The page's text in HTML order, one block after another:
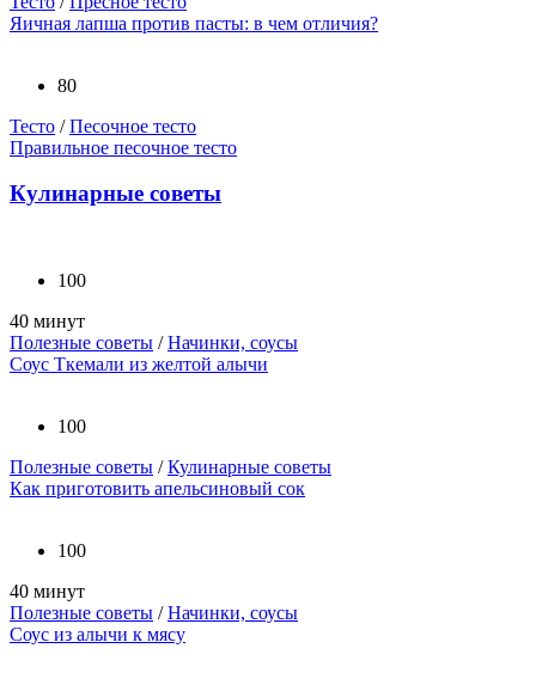
Яичная лапша против пасты: в чем отличия?
80
Тесто /Песочное тесто
Правильное песочное тесто
Кулинарные советы
100
40 минут
Полезные советы /Начинки, соусы
Соус Ткемали из желтой алычи
100
Полезные советы /Кулинарные советы
Как приготовить апельсиновый сок
100
40 минут
Полезные советы /Начинки, соусы
Соус из алычи к мясу